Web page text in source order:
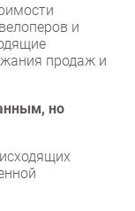
и
продаж и
но